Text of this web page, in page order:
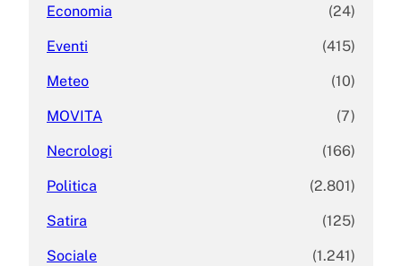
Economia (24)
Eventi (415)
Meteo (10)
MOVITA (7)
Necrologi (166)
Politica (2.801)
Satira (125)
Sociale (1.241)